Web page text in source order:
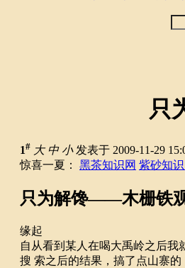
只
1# 大 中 小发表于 2009-11-29
惊喜一夏： 黑茶知识网 紫砂知识
只为解馋——木栅铁
缘起
自从看到某人在喝大禹岭之后我
搜 索之后的结果，搞了点山寨的